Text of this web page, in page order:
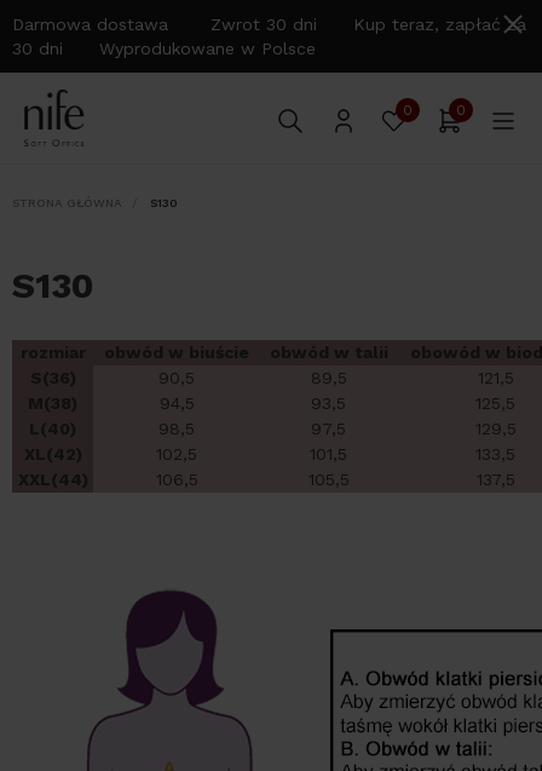
Darmowa dostawa Zwrot 30 dni Kup teraz, zapłać za
30 dni Wyprodukowane w Polsce
0 0
STRONA GŁÓWNA S130
S130
rozmiar obwód w biuście obwód w talii
obowód w
S(36)
90,5 89,5
121,5
M(38)
94,5 93,5
125,5
L(40)
98,5 97,5
129,5
XL(42)
102,5 101,5
133,5
XXL(44)
106,5 105,5 137,5